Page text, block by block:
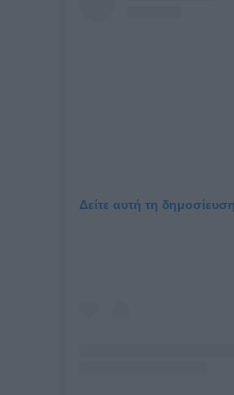
Δείτε αυτή τη